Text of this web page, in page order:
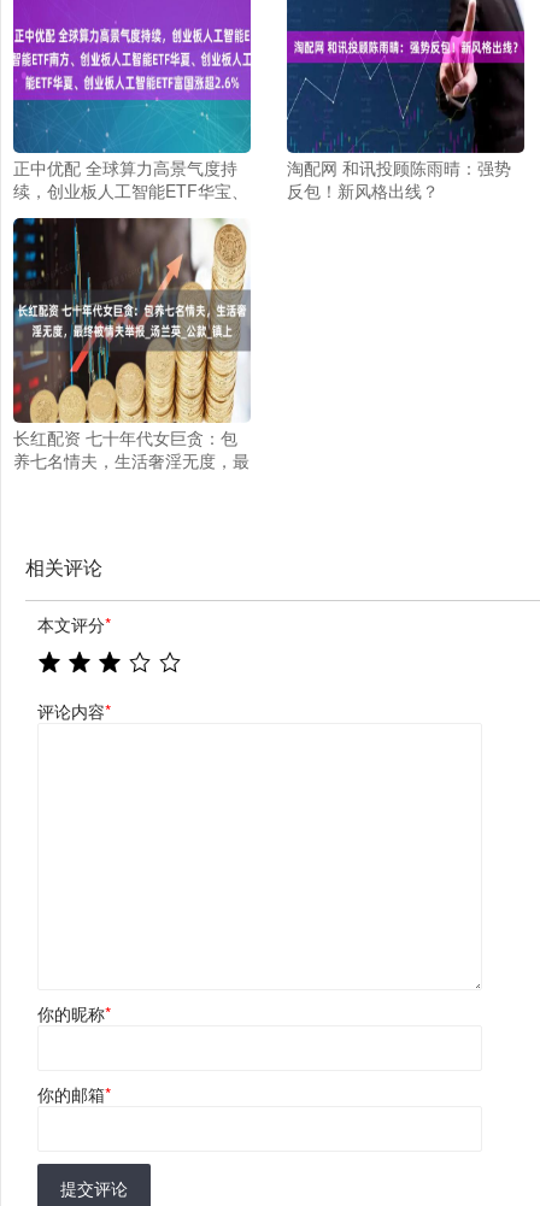
正中优配 全球算力高景气度持
续，创业板人工智能ETF华宝、
创业板人工智能ETF南方、创业
板人工智能ETF华夏、创业板人
工智能ETF富国涨超2.6%
淘配网 和讯投顾陈雨晴：强势
反包！新风格出线？
长红配资 七十年代女巨贪：包
养七名情夫，生活奢淫无度，最
相关评论
本文评分*
评论内容*
你的昵称*
你的邮箱*
提交评论